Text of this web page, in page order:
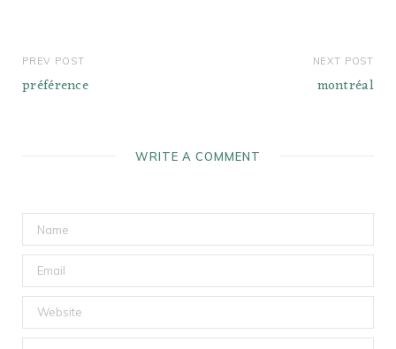
PREV POST
préférence
NEXT POST
montréal
WRITE A COMMENT